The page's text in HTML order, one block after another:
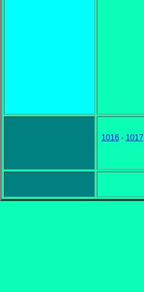
1016 - 1017